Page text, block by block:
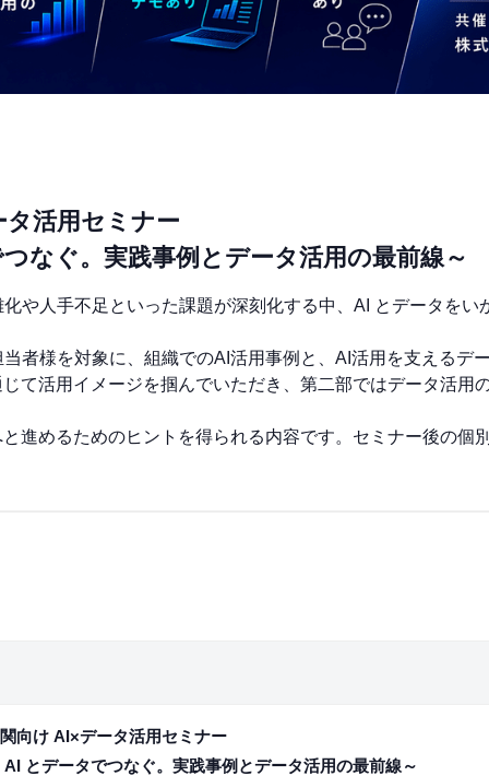
活用セミナー
なぐ。実践事例とデータ活用の最前線～
や人手不足といった課題が深刻化する中、AI とデータを
者様を対象に、組織でのAI活用事例と、AI活用を支えるデ
て活用イメージを掴んでいただき、第二部ではデータ活用
進めるためのヒントを得られる内容です。セミナー後の個
向け AI×データ活用セミナー
とデータでつなぐ。実践事例とデータ活用の最前線～